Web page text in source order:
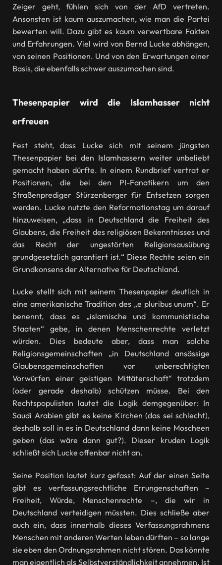
Zeiger geht, fühlen sich von der AfD vertreten.
Ansonsten ist kaum auszumachen, wie man die Partei
bewerten will. Dazu gibt es kaum verwertbare Fakten
und Erfahrungen. Viel wird von Bernd Lucke abhängen,
von seinen Positionen. Und von den Erwartungen einer
Basis, die ebenfalls schwer auszumachen sind.
Thesenpapier wird die Islamhasser nicht
erfreuen
Fest steht, dass Lucke sich mit seinem jüngsten
Thesenpapier bei den Islamhassern weiter unbeliebt
gemacht haben dürfte. In einem Rundbrief vertrat er
Positionen, die bei den PI-Fanatikern um den
Straßenprediger Stürzenberger für Entsetzen sorgen
werden. Lucke nutzte den Reformationstag um darauf
hinzuweisen, „dass in Deutschland die Freiheit des
Glaubens, die Freiheit des religiösen Bekenntnisses und
das Recht der ungestörten Religionsausübung
grundgesetzlich garantiert ist.“ Diese Rechte seien ein
Grundkonsens der Alternative für Deutschland.
Lucke stellt sich mit seinem Thesenpapier deutlich in
eine amerikanische Tradition des „e pluribus unum“. Er
benennt, dass es „islamische und kommunistische
Staaten“ gebe, in denen Menschenrechte verletzt
würden. Dies bedeute aber, dass man solche
Religionsgemeinschaften „in Deutschland ansässige
Glaubensgemeinschaften vor unberechtigten
Vorwürfen einer geistigen Mittäterschaft“ trotzdem
(oder gerade deshalb) schützen müsse. Bei den
Rechtspopulisten lautet die Logik demgegenüber: In
Saudi Arabien gibt es keine Kirchen (das sei schlecht),
deshalb soll in es in Deutschland dann keine Moscheen
geben (das wäre dann gut?). Dieser kruden Logik
schließt sich Lucke offenbar nicht an.
Seine Position lautet kurz gefasst: Auf der einen Seite
gibt es verfassungsrechtliche Errungenschaften –
Freiheit, Würde, Menschenrechte –, die wir in
Deutschland verteidigen müssten. Dies schließe aber
auch ein, dass innerhalb dieses Verfassungsrahmens
Menschen mit anderen Werten leben dürften – so lange
sie eben den Ordnungsrahmen nicht stören. Das könnte
man eigentlich als Selbstverständlichkeit annehmen. Ist